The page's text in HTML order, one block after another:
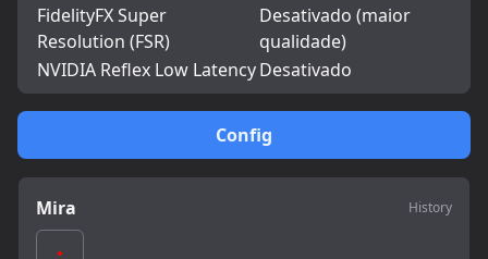
Config
Mira History
FidelityFX Super
Resolution (FSR)
Desativado (maior
qualidade)
NVIDIA Reflex Low LatencyDesativado